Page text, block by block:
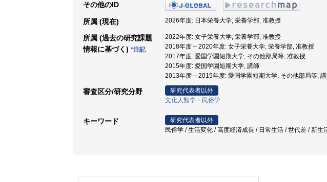
その他のID
所属 (現在) 2026年度: 日本栄養大学, 栄養学部, 准教授
所属 (過去の研究課題
情報に基づく) *注記
2022年度: 女子栄養大学, 栄養学部, 准教授
2018年度 – 2020年度: 女子栄養大学, 栄養学部, 准教授
2017年度: 愛国学園短期大学, その他部局等, 准教授
2015年度: 愛国学園短期大学, 講師
2013年度 – 2015年度: 愛国学園短期大学, その他部局等,
審査区分/研究分野
研究代表者以外
文化人類学・民俗学
キーワード
研究代表者以外
民俗学 / 生活変化 / 高度経済成長 / 日常生活 / 世代差 / 新